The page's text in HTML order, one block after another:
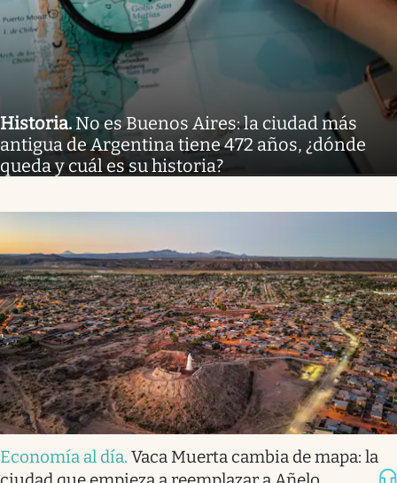
Historia. No es Buenos Aires: la ciudad más
antigua de Argentina tiene 472 años, ¿dónde
queda y cuál es su historia?
Economía al día. Vaca Muerta cambia de mapa: la